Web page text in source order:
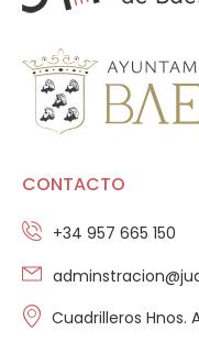
CONTACTO
+34 957 665 150
Cuadrilleros Hnos.